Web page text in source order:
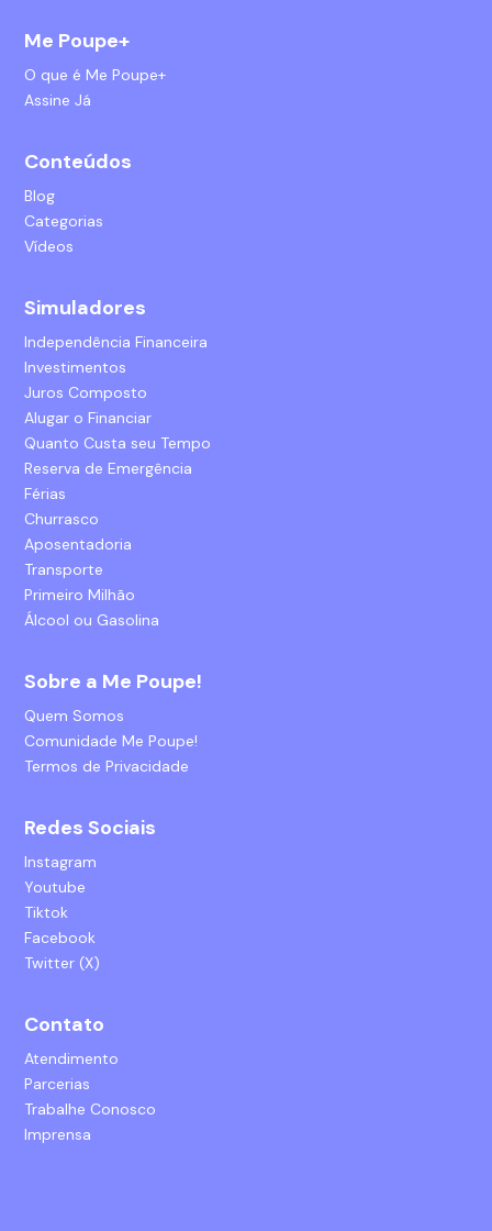
Me Poupe+
O que é Me Poupe+
Assine Já
Conteúdos
Blog
Categorias
Vídeos
Simuladores
Independência Financeira
Investimentos
Juros Composto
Alugar o Financiar
Quanto Custa seu Tempo
Reserva de Emergência
Férias
Churrasco
Aposentadoria
Transporte
Primeiro Milhão
Álcool ou Gasolina
Sobre a Me Poupe!
Quem Somos
Comunidade Me Poupe!
Termos de Privacidade
Redes Sociais
Instagram
Youtube
Tiktok
Facebook
Twitter (X)
Contato
Atendimento
Parcerias
Trabalhe Conosco
Imprensa